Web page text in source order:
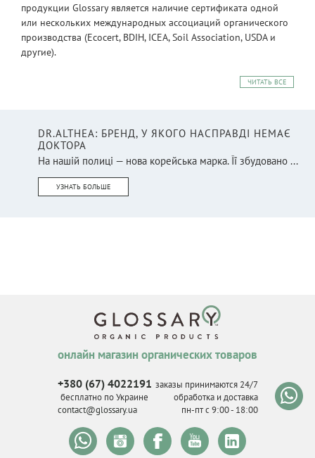
продукции Glossary является наличие сертификата одной
или нескольких международных ассоциаций органического
производства (Ecocert, BDIH, ICEA, Soil Association, USDA и
другие).
ЧИТАТЬ ВСЕ
DR.ALTHEA: БРЕНД, У ЯКОГО НАСПРАВДІ НЕМАЄ
ДОКТОРА
На нашій полиці — нова корейська марка. Її збудовано ...
УЗНАТЬ БОЛЬШЕ
онлайн магазин органических товаров
+380 (67) 4022191
бесплатно по Украине
contact@glossary.ua
заказы принимаются 24/7
обработка и доставка
пн-пт с 9:00 - 18:00